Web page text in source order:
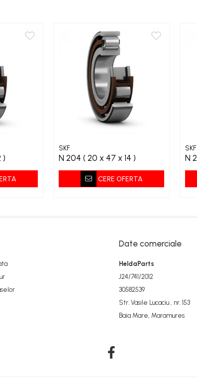
)
SKF
N 204 ( 20 x 47 x 14 )
CERE OFERTA
SKF
Date comerciale
HeldaParts
J24/741/2012
30582539
Str. Vasile Lucaciu , nr. 153
Baia Mare, Maramures